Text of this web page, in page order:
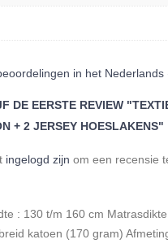
in het Nederlands
DE EERSTE REVIEW
+ 2 JERSEY HOESLAKENS"
ingelogd zijn om een ​​recensie
: 130 t/m 160 cm
katoen (170 gram)